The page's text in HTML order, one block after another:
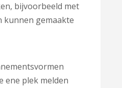
bijvoorbeeld met
kunnen gemaakte
ene plek melden